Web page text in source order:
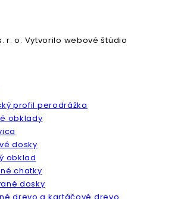
r. o. Vytvorilo webové štúdio
profil perodrážka
obklady
dosky
obklad
chatky
dosky